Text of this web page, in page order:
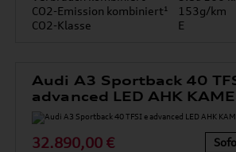
CO2-Emission kombiniert¹
153g/km
CO2-Klasse
E
Audi A3 Sportback 40
advanced LED AHK
32.890,00 €